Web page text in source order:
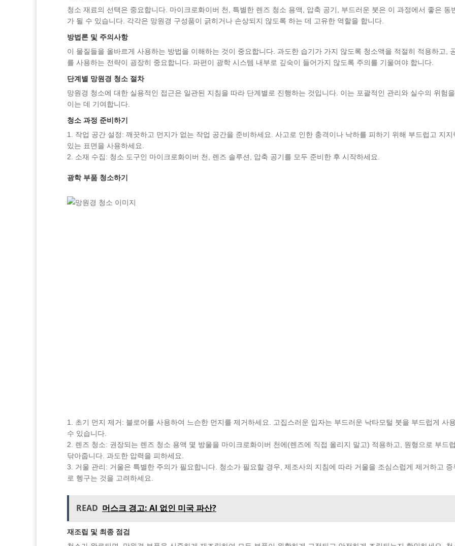
청소 재료의 선택은 중요합니다. 마이크로화이버 천, 특별한 렌즈 청소 용액, 압축 공기, 부드러운 붓은 이 과정에서 좋은 동
가 될 수 있습니다. 각각은 망원경 구성품이 긁히거나 손상되지 않도록 하는 데 고유한 역할을 합니다.
방법론 및 주의사항
이 물질들을 올바르게 사용하는 방법을 이해하는 것이 중요합니다. 과도한 습기가 가지 않도록 청소액을 적절히 적용하고,
를 사용하는 전략이 굉장히 중요합니다. 파편이 광학 시스템 내부로 깊숙이 들어가지 않도록 주의를 기울여야 합니다.
단계별 망원경 청소 절차
망원경 청소에 대한 실용적인 접근은 일관된 지침을 따라 단계별로 진행하는 것입니다. 이는 포괄적인 관리와 실수의 위험
이는 데 기여합니다.
청소 과정 준비하기
작업 공간 설정: 깨끗하고 먼지가 없는 작업 공간을 준비하세요. 사고로 인한 충격이나 낙하를 피하기 위해 부드럽고 지지
있는 표면을 사용하세요.
소재 수집: 청소 도구인 마이크로화이버 천, 렌즈 솔루션, 압축 공기를 모두 준비한 후 시작하세요.
광학 부품 청소하기
초기 먼지 제거: 블로어를 사용하여 느슨한 먼지를 제거하세요. 고집스러운 입자는 부드러운 낙타모털 붓을 부드럽게 사
수 있습니다.
렌즈 청소: 권장되는 렌즈 청소 용액 몇 방울을 마이크로화이버 천에(렌즈에 직접 올리지 말고) 적용하고, 원형으로 부드
닦아줍니다. 과도한 압력을 피하세요.
거울 관리: 거울은 특별한 주의가 필요합니다. 청소가 필요할 경우, 제조사의 지침에 따라 거울을 조심스럽게 제거하고 증
로 헹구는 것을 고려하세요.
READ 머스크 경고: AI 없인 미국 파산?
재조립 및 최종 점검